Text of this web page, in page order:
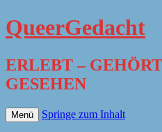
QueerGedacht
ERLEBT –
GESEHEN
Menü Springe zum Inhalt